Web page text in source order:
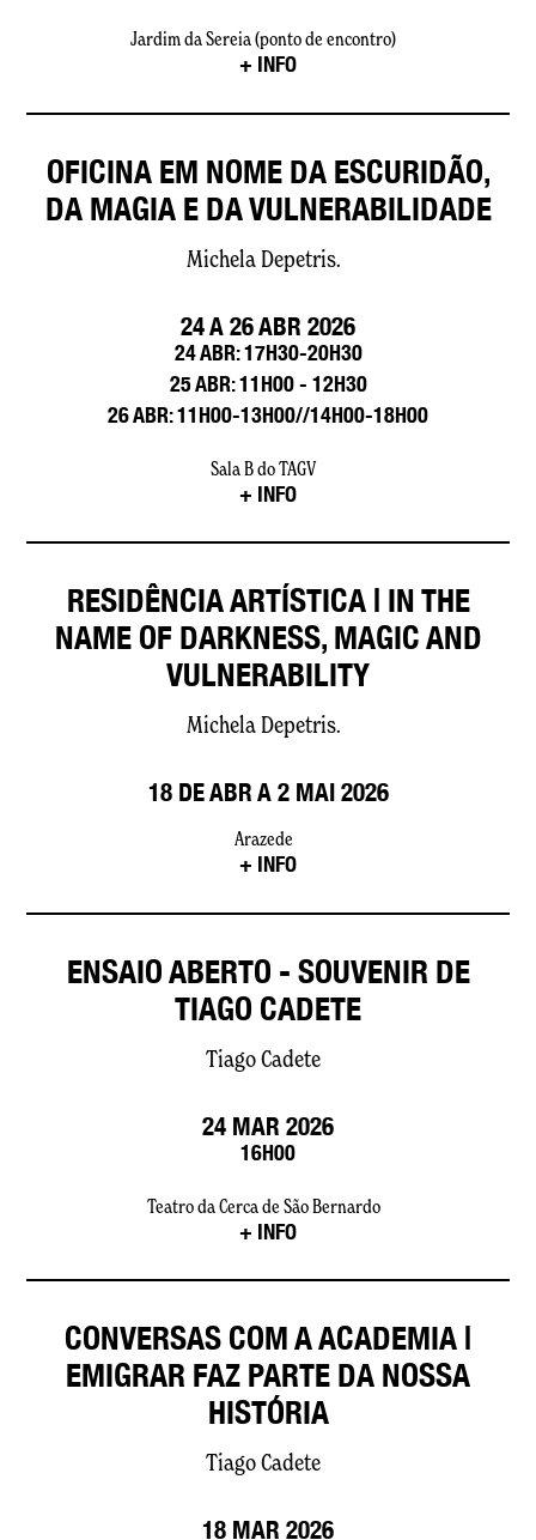
O nosso site usa cookies
Utilizamos cookies e outras tecnologias de medição para
melhorar a sua experiência de navegação no nosso site, de
forma a mostrar conteúdo personalizado, anúncios
Jardim da Sereia (ponto de encontro)
+ INFO
OFICINA EM NOME DA ESCURIDÃO,
DA MAGIA E DA VULNERABILIDADE
Michela Depetris.
24 A 26 ABR 2026
24 ABR: 17H30-20H30
25 ABR: 11H00 - 12H30
26 ABR: 11H00-13H00//14H00-18H00
Sala B do TAGV
+ INFO
RESIDÊNCIA ARTÍSTICA | IN THE
NAME OF DARKNESS, MAGIC AND
VULNERABILITY
Michela Depetris.
18 DE ABR A 2 MAI 2026
Arazede
+ INFO
ENSAIO ABERTO - SOUVENIR DE
TIAGO CADETE
Tiago Cadete
24 MAR 2026
16H00
Teatro da Cerca de São Bernardo
+ INFO
CONVERSAS COM A ACADEMIA |
EMIGRAR FAZ PARTE DA NOSSA
HISTÓRIA
Tiago Cadete
18 MAR 2026